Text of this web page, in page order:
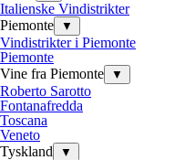
Italienske Vindistrikter
Piemonte
▼
Vindistrikter i Piemonte
Piemonte
Vine fra Piemonte
▼
Roberto Sarotto
Fontanafredda
Toscana
Veneto
Tyskland
▼